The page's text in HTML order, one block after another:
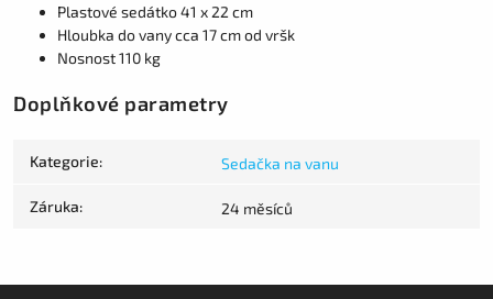
Plastové sedátko 41 x 22 cm
Hloubka do vany cca 17 cm od vršk
Nosnost 110 kg
Doplňkové parametry
Kategorie: Sedačka na vanu
Záruka: 24 měsíců